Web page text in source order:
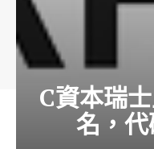
C資本瑞
名，